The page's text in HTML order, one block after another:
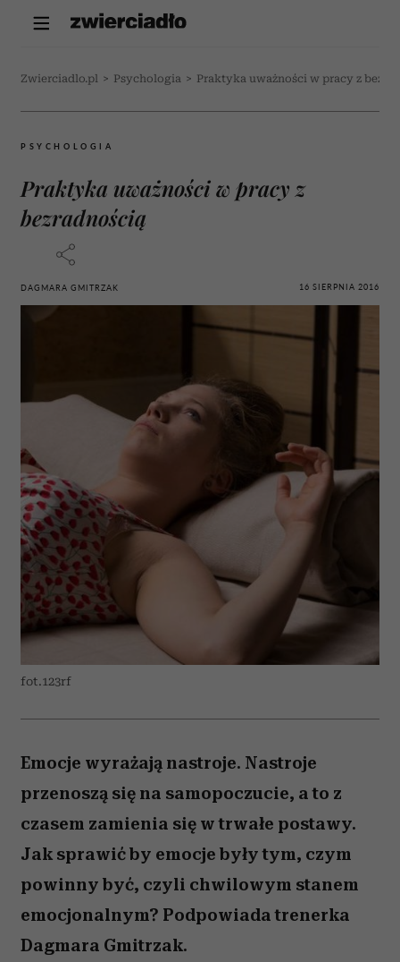
Zwierciadlo.pl > Psychologia > Praktyka uważności w pracy z
PSYCHOLOGIA
Praktyka uważności w pracy z
bezradnością
DAGMARA GMITRZAK 16 SIERPNIA 2016
fot.123rf
Emocje wyrażają nastroje. Nastroje
przenoszą się na samopoczucie, a to z
czasem zamienia się w trwałe postawy.
Jak sprawić by emocje były tym, czym
powinny być, czyli chwilowym stanem
emocjonalnym? Podpowiada trenerka
Dagmara Gmitrzak.